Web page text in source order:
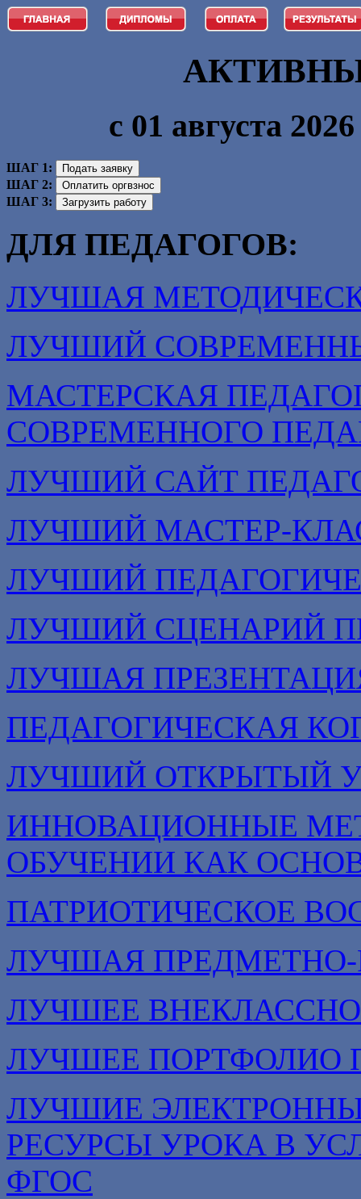
с 01 августа
ШАГ 1:
ШАГ 2:
ШАГ 3:
ДЛЯ ПЕДАГОГОВ:
ЛУЧШАЯ
ЛУЧШИЙ
МАСТЕРСКАЯ
СОВРЕМЕННОГО
ЛУЧШИЙ САЙТ
ЛУЧШИЙ МАСТЕР-
ЛУЧШИЙ
ЛУЧШИЙ СЦЕНАРИЙ
ЛУЧШАЯ
ПЕДАГОГИЧЕСКАЯ
ЛУЧШИЙ ОТКРЫТЫЙ
ИННОВАЦИОННЫЕ
ОБУЧЕНИИ КАК
ПАТРИОТИЧЕСКОЕ
ЛУЧШАЯ
ЛУЧШЕЕ
ЛУЧШЕЕ ПОРТФОЛИО
ЛУЧШИЕ
РЕСУРСЫ УРОКА В
ФГОС